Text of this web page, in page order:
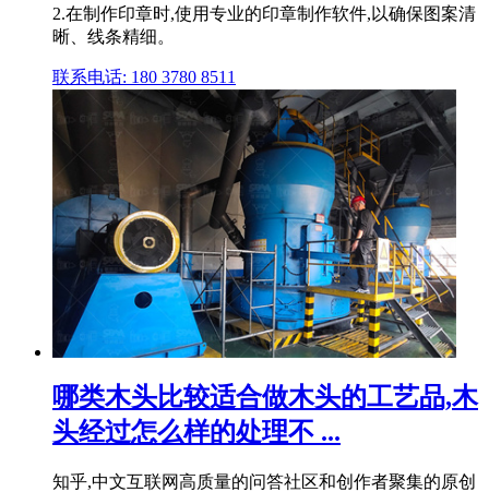
2.在制作印章时,使用专业的印章制作软件,以确保图案清
晰、线条精细。
联系电话: 180 3780 8511
哪类木头比较适合做木头的工艺品,木
头经过怎么样的处理不 ...
知乎,中文互联网高质量的问答社区和创作者聚集的原创